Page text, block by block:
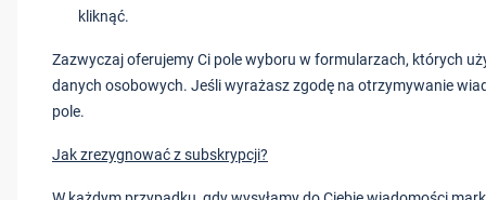
kliknąć.
Zazwyczaj oferujemy Ci pole wyboru w formularzach, których
danych osobowych. Jeśli wyrażasz zgodę na otrzymywanie
pole.
Jak zrezygnować z subskrypcji?